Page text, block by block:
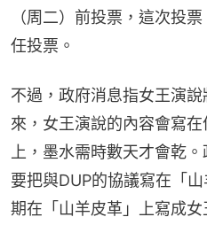
（周二）前投票，這次投
任投票。
不過，政府消息指女王演
來，女王演說的內容會寫
上，墨水需時數天才會乾
要把與DUP的協議寫在「
期在「山羊皮革」上寫成女